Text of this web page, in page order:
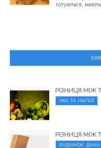
готуються,
РІЗНИЦЯ МІЖ
ЇЖА ТА НАПОЇ
РІЗНИЦЯ МІЖ
БУДИНОК,